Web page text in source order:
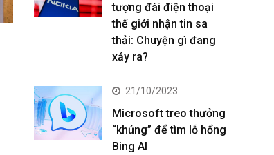
tượng đài điện thoại
thế giới nhận tin sa
thải: Chuyện gì đang
xảy ra?
21/10/2023
Microsoft treo thưởng
“khủng” để tìm lỗ hổng
Bing AI